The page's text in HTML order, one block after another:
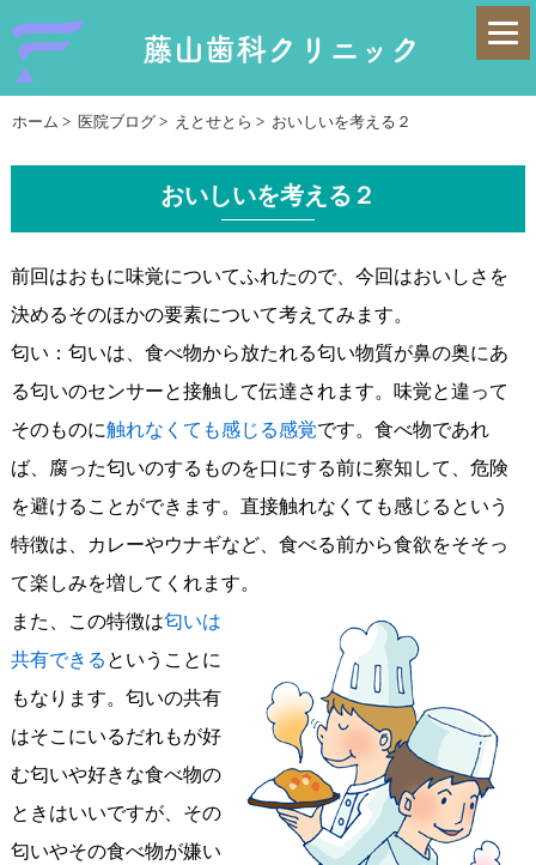
藤山歯科クリニック
ホーム > 医院ブログ > えとせとら > おいしいを考える２
おいしいを考える２
前回はおもに味覚についてふれたので、今回はおいしさを
決めるそのほかの要素について考えてみます。
匂い： 匂いは、食べ物から放たれる匂い物質が鼻の奥にあ
る匂いのセンサーと接触して伝達されます。味覚と違って
そのものに触れなくても感じる感覚です。食べ物であれ
ば、腐った匂いのするものを口にする前に察知して、危険
を避けることができます。直接触れなくても感じるという
特徴は、カレーやウナギなど、食べる前から食欲をそそっ
て楽しみを増してくれます。
また、この特徴は匂いは
共有できるということに
もなります。匂いの共有
はそこにいるだれもが好
む匂いや好きな食べ物の
ときはいいですが、その
匂いやその食べ物が嫌い